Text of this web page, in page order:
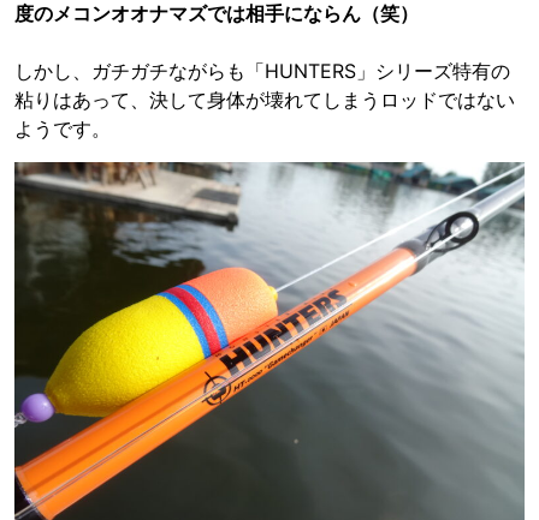
度のメコンオオナマズでは相手にならん（笑）
しかし、ガチガチながらも「HUNTERS」シリーズ特有の
粘りはあって、決して身体が壊れてしまうロッドではない
ようです。